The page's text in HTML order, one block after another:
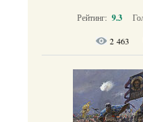
Рейтинг: 9.3
2 463